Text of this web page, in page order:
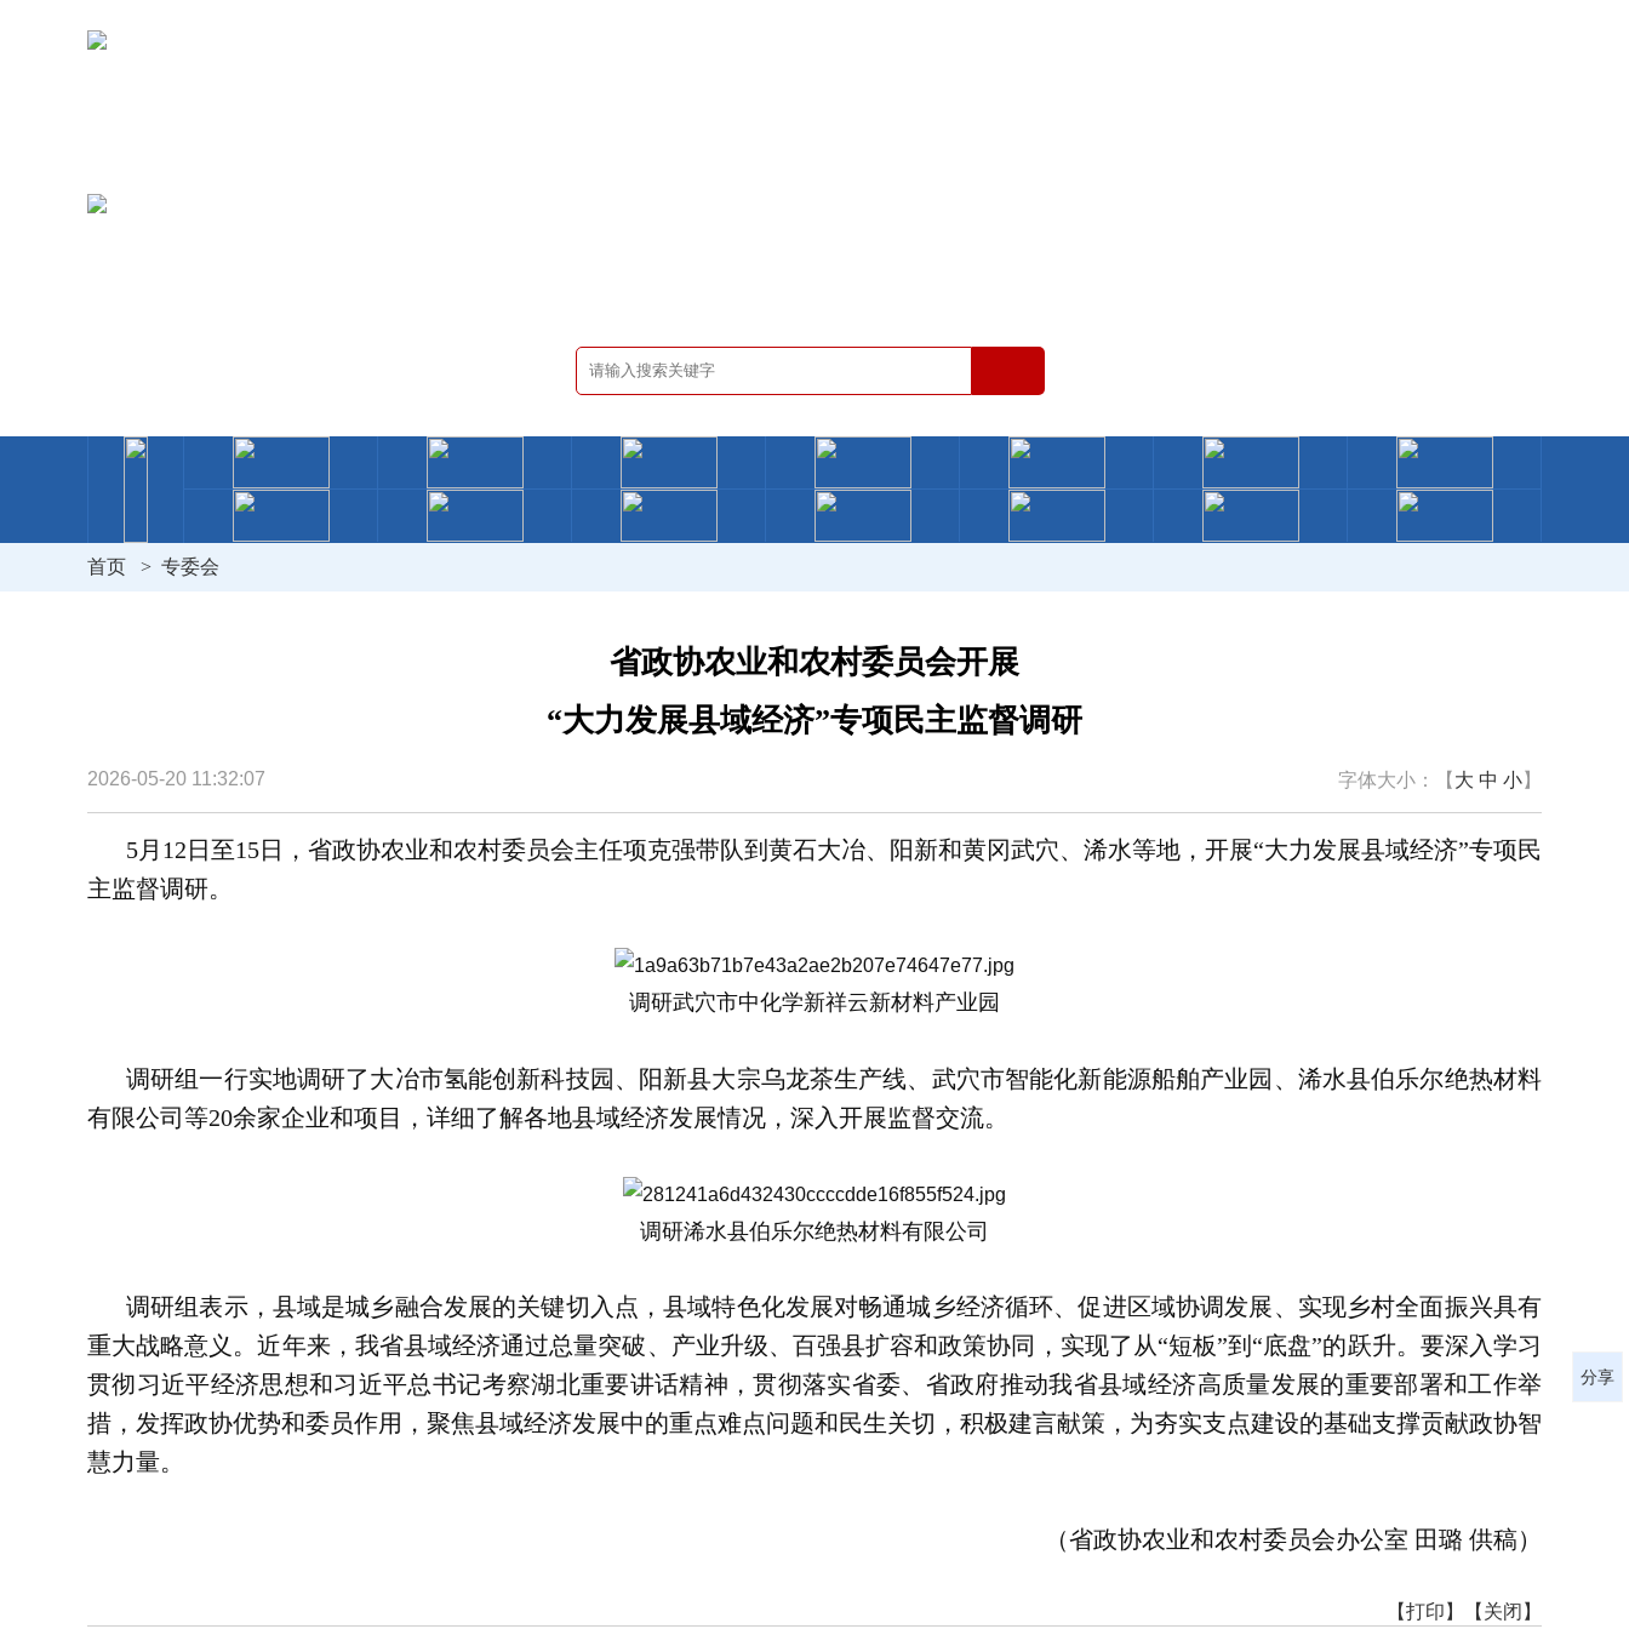
首页 > 专委会
省政协农业和农村委员会开展
“大力发展县域经济”专项民主监督调研
2026-05-20 11:32:07 字体大小：【 大 中 小】
5月12日至15日，省政协农业和农村委员会主任项克强带队到黄石大冶、阳新和黄冈武穴、浠水等地，开展“大力发展县域经济”专项民
主监督调研。
调研武穴市中化学新祥云新材料产业园
调研组一行实地调研了大冶市氢能创新科技园、阳新县大宗乌龙茶生产线、武穴市智能化新能源船舶产业园、浠水县伯乐尔绝热材料
有限公司等20余家企业和项目，详细了解各地县域经济发展情况，深入开展监督交流。
调研浠水县伯乐尔绝热材料有限公司
调研组表示，县域是城乡融合发展的关键切入点，县域特色化发展对畅通城乡经济循环、促进区域协调发展、实现乡村全面振兴具有
重大战略意义。近年来，我省县域经济通过总量突破、产业升级、百强县扩容和政策协同，实现了从“短板”到“底盘”的跃升。要深入学习
贯彻习近平经济思想和习近平总书记考察湖北重要讲话精神，贯彻落实省委、省政府推动我省县域经济高质量发展的重要部署和工作举
措，发挥政协优势和委员作用，聚焦县域经济发展中的重点难点问题和民生关切，积极建言献策，为夯实支点建设的基础支撑贡献政协智
慧力量。
（省政协农业和农村委员会办公室 田璐 供稿）
【打印】 【关闭】
分享